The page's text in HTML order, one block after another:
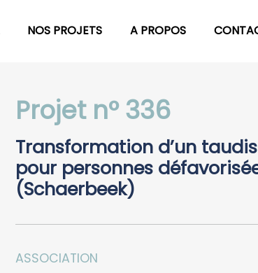
NOS PROJETS A PROPOS
Projet n° 336
Transformation d’un
pour personnes
(Schaerbeek)
ASSOCIATION